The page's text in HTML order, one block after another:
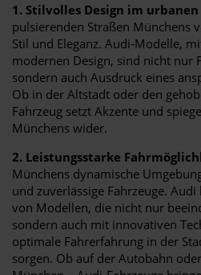
1. Stilvolles Design im
pulsierenden Straßen Münchens
Stil und Eleganz. Audi-Modelle,
modernen Design, sind nicht nur
sondern auch Ausdruck eines
Ob in der Altstadt oder den
Fahrzeug setzt Akzente und
Münchens wider.
2. Leistungsstarke
Münchens dynamische
und zuverlässige Fahrzeuge.
von Modellen, die nicht nur
sondern auch mit innovativen
optimale Fahrerfahrung in der
sorgen. Ob auf der Autobahn